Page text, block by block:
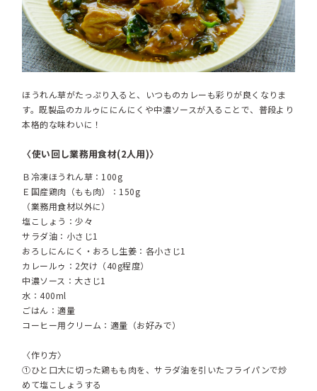
ほうれん草がたっぷり入ると、いつものカレーも彩りが良くなりま
す。既製品のカルゥににんにくや中濃ソースが入ることで、普段より
本格的な味わいに！
〈使い回し業務用食材(2人用)〉
Ｂ冷凍ほうれん草：100g
Ｅ国産鶏肉（もも肉）：150g
（業務用食材以外に）
塩こしょう：少々
サラダ油：小さじ1
おろしにんにく・おろし生姜：各小さじ1
カレールゥ：2欠け（40g程度）
中濃ソース：大さじ1
水：400ml
ごはん：適量
コーヒー用クリーム：適量（お好みで）
〈作り方〉
①ひと口大に切った鶏もも肉を、サラダ油を引いたフライパンで炒
めて塩こしょうする